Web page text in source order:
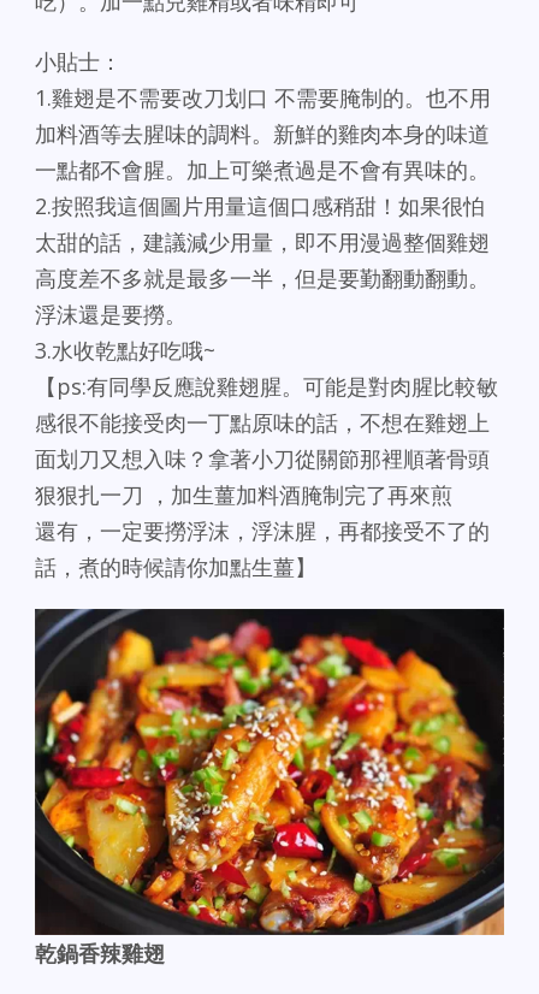
小貼士：
1.雞翅是不需要改刀划口 不需要腌制的。也不用
加料酒等去腥味的調料。新鮮的雞肉本身的味道
一點都不會腥。加上可樂煮過是不會有異味的。
2.按照我這個圖片用量這個口感稍甜！如果很怕
太甜的話，建議減少用量，即不用漫過整個雞翅
高度差不多就是最多一半，但是要勤翻動翻動。
浮沫還是要撈。
3.水收乾點好吃哦~
【ps:有同學反應說雞翅腥。可能是對肉腥比較敏
感很不能接受肉一丁點原味的話，不想在雞翅上
面划刀又想入味？拿著小刀從關節那裡順著骨頭
狠狠扎一刀 ，加生薑加料酒腌制完了再來煎
還有，一定要撈浮沫，浮沫腥，再都接受不了的
話，煮的時候請你加點生薑】
乾鍋香辣雞翅